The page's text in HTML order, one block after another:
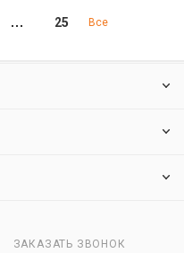
25 Все
ЗАКАЗАТЬ ЗВОНОК